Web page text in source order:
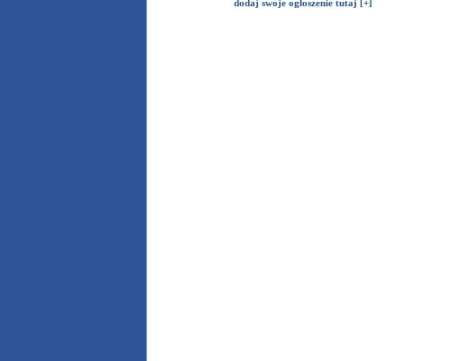
dodaj swoje ogłoszenie tutaj [+]